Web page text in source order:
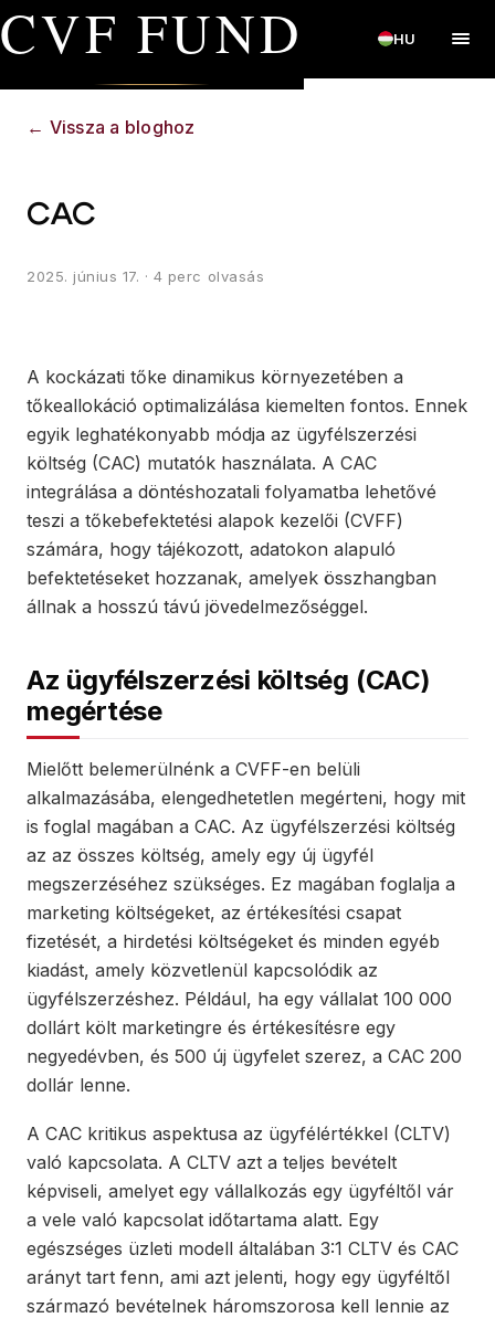
CVF FUND HU
← Vissza a bloghoz
CAC
2025. június 17. · 4 perc olvasás
A kockázati tőke dinamikus környezetében a
tőkeallokáció optimalizálása kiemelten fontos. Ennek
egyik leghatékonyabb módja az ügyfélszerzési
költség (CAC) mutatók használata. A CAC
integrálása a döntéshozatali folyamatba lehetővé
teszi a tőkebefektetési alapok kezelői (CVFF)
számára, hogy tájékozott, adatokon alapuló
befektetéseket hozzanak, amelyek összhangban
állnak a hosszú távú jövedelmezőséggel.
Az ügyfélszerzési költség (CAC)
megértése
Mielőtt belemerülnénk a CVFF-en belüli
alkalmazásába, elengedhetetlen megérteni, hogy mit
is foglal magában a CAC. Az ügyfélszerzési költség
az az összes költség, amely egy új ügyfél
megszerzéséhez szükséges. Ez magában foglalja a
marketing költségeket, az értékesítési csapat
fizetését, a hirdetési költségeket és minden egyéb
kiadást, amely közvetlenül kapcsolódik az
ügyfélszerzéshez. Például, ha egy vállalat 100 000
dollárt költ marketingre és értékesítésre egy
negyedévben, és 500 új ügyfelet szerez, a CAC 200
dollár lenne.
A CAC kritikus aspektusa az ügyfélértékkel (CLTV)
való kapcsolata. A CLTV azt a teljes bevételt
képviseli, amelyet egy vállalkozás egy ügyféltől vár
a vele való kapcsolat időtartama alatt. Egy
egészséges üzleti modell általában 3:1 CLTV és CAC
arányt tart fenn, ami azt jelenti, hogy egy ügyféltől
származó bevételnek háromszorosa kell lennie az